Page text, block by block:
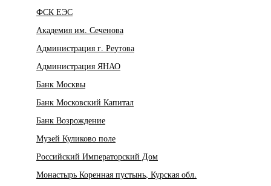
ФСК ЕЭС
Академия им. Сеченова
Администрация г. Реутова
Администрация ЯНАО
Банк Москвы
Банк Московский Капитал
Банк Возрождение
Музей Куликово поле
Российский Императорский Дом
Монастырь Коренная пустынь, Курская обл.